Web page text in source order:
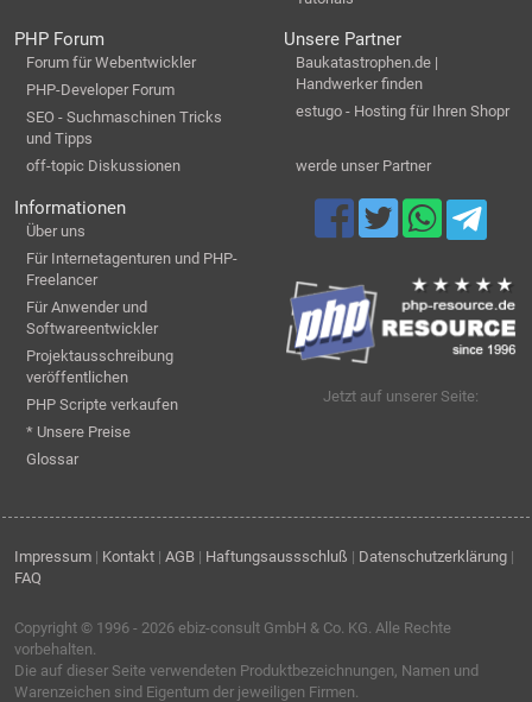
PHP Forum
Forum für Webentwickler
PHP-Developer Forum
SEO - Suchmaschinen Tricks
und Tipps
off-topic Diskussionen
Unsere Partner
Baukatastrophen.de |
Handwerker finden
estugo - Hosting für Ihren Shopr
werde unser Partner
Informationen
Über uns
Für Internetagenturen und PHP-
Freelancer
Für Anwender und
Softwareentwickler
Projektausschreibung
veröffentlichen
PHP Scripte verkaufen
* Unsere Preise
Glossar
Jetzt auf unserer Seite:
Impressum | Kontakt | AGB | Haftungsaussschluß | Datenschutzerklärung |
FAQ
Copyright © 1996 - 2026 ebiz-consult GmbH & Co. KG. Alle Rechte
vorbehalten.
Die auf dieser Seite verwendeten Produktbezeichnungen, Namen und
Warenzeichen sind Eigentum der jeweiligen Firmen.